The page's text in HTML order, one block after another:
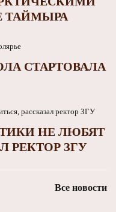
ТАЙМЫРА
СТАРТОВАЛА
НЕ ЛЮБЯТ
РЕКТОР ЗГУ
Все новости